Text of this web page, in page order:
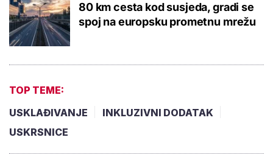
80 km cesta kod susjeda, gradi se
spoj na europsku prometnu mrežu
TOP TEME:
USKLAĐIVANJE
INKLUZIVNI DODATAK
USKRSNICE